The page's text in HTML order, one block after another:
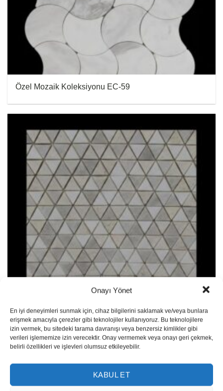
Onayı Yönet
En iyi deneyimleri sunmak için, cihaz bilgilerini saklamak ve/veya bunlara
erişmek amacıyla çerezler gibi teknolojiler kullanıyoruz. Bu teknolojilere
izin vermek, bu sitedeki tarama davranışı veya benzersiz kimlikler gibi
verileri işlememize izin verecektir. Onay vermemek veya onayı geri çekmek,
belirli özellikleri ve işlevleri olumsuz etkileyebilir.
KABUL ET
Özel Mozaik Koleksiyonu EC-59
Özel Mozaik Koleksiyonu EC-60